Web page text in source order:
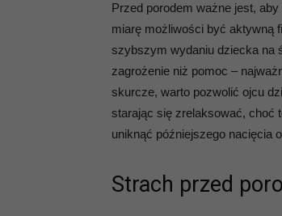
Przed porodem ważne jest,
miarę możliwości być aktywną
szybszym wydaniu dziecka na
zagrożenie niż pomoc –
skurcze, warto pozwolić ojcu
starając się zrelaksować, choć
uniknąć późniejszego nacięcia
Strach przed